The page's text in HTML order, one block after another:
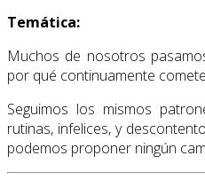
Temática:
Muchos de nosotros
por qué continuamente
Seguimos los mismos
rutinas, infelices, y
podemos proponer ningún